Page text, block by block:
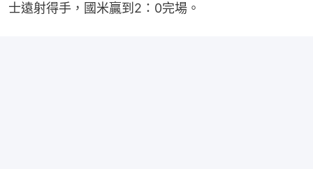
士遠射得手，國米贏到2：0完場。